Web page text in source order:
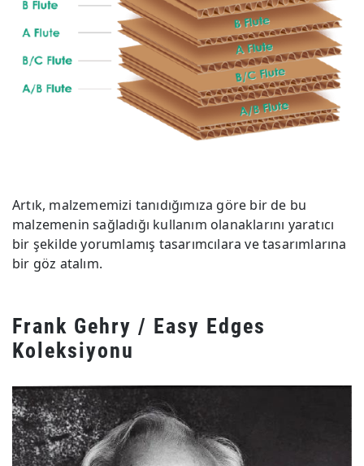
Artık, malzememizi tanıdığımıza göre bir de bu
malzemenin sağladığı kullanım olanaklarını yaratıcı
bir şekilde yorumlamış tasarımcılara ve tasarımlarına
bir göz atalım.
Frank Gehry / Easy Edges
Koleksiyonu